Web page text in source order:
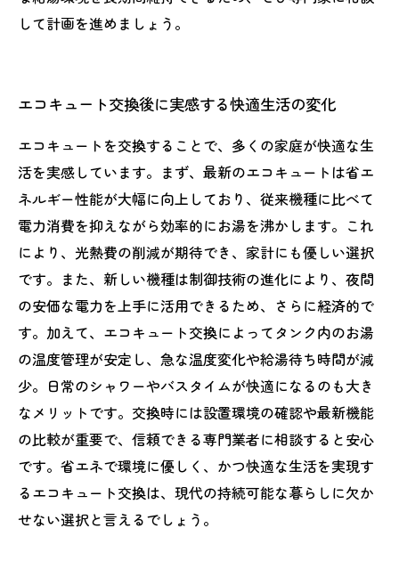
して計画を進めましょう。
エコキュート交換後に実感する快適生活の変化
エコキュートを交換することで、多くの家庭が快適な生
活を実感しています。まず、最新のエコキュートは省エ
ネルギー性能が大幅に向上しており、従来機種に比べて
電力消費を抑えながら効率的にお湯を沸かします。これ
により、光熱費の削減が期待でき、家計にも優しい選択
です。また、新しい機種は制御技術の進化により、夜間
の安価な電力を上手に活用できるため、さらに経済的で
す。加えて、エコキュート交換によってタンク内のお湯
の温度管理が安定し、急な温度変化や給湯待ち時間が減
少。日常のシャワーやバスタイムが快適になるのも大き
なメリットです。交換時には設置環境の確認や最新機能
の比較が重要で、信頼できる専門業者に相談すると安心
です。省エネで環境に優しく、かつ快適な生活を実現す
るエコキュート交換は、現代の持続可能な暮らしに欠か
せない選択と言えるでしょう。